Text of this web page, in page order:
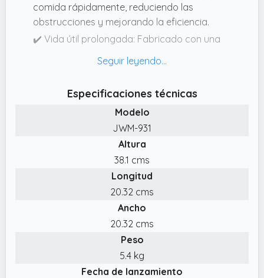
comida rápidamente, reduciendo las
obstrucciones y mejorando la eficiencia.
✔️ Vida útil prolongada: Fabricado con una
agua y un sistema de molienda de acero
cocina garantiza un rendimiento duradero
incluso en ambientes húmedos.
✔️ Instalación rápida y segura: Diseñado con
un sistema de instalación giratorio y de
bloqueo EZ Mount, este triturador de
desechos de alimentos permite una
instalación rápida y ajustada sin
herramientas especializadas ni pasos
complicados, lo que ahorra tiempo y
✔️ Alimentación continua: Este triturador de
basura para fregadero de cocina admite la
Especificaciones técnicas
Modelo
JWM-931
Altura
38.1 cms
Longitud
20.32 cms
Ancho
20.32 cms
Peso
5.4 kg
Fecha de lanzamiento